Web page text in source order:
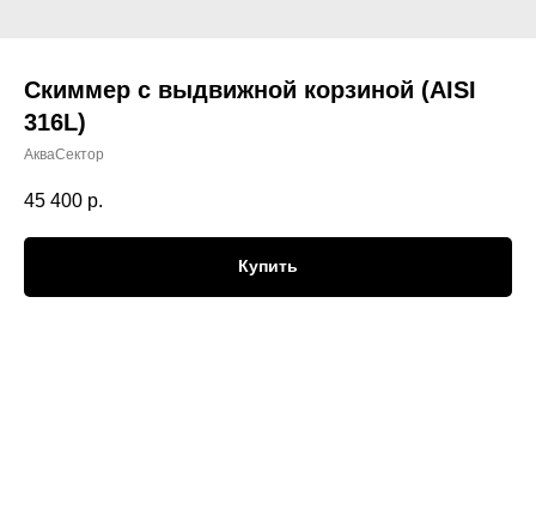
Скиммер с выдвижной корзиной (AISI
316L)
АкваСектор
45 400 р.
Купить